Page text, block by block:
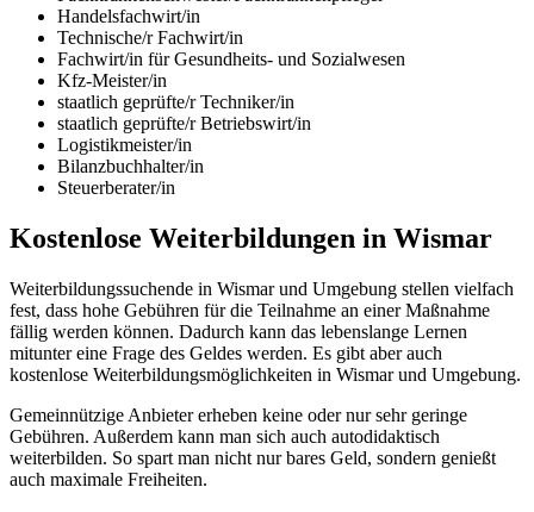
Handelsfachwirt/in
Technische/r Fachwirt/in
Fachwirt/in für Gesundheits- und Sozialwesen
Kfz-Meister/in
staatlich geprüfte/r Techniker/in
staatlich geprüfte/r Betriebswirt/in
Logistikmeister/in
Bilanzbuchhalter/in
Steuerberater/in
Kostenlose Weiterbildungen in Wismar
Weiterbildungssuchende in Wismar und Umgebung stellen vielfach
fest, dass hohe Gebühren für die Teilnahme an einer Maßnahme
fällig werden können. Dadurch kann das lebenslange Lernen
mitunter eine Frage des Geldes werden. Es gibt aber auch
kostenlose Weiterbildungsmöglichkeiten in Wismar und Umgebung.
Gemeinnützige Anbieter erheben keine oder nur sehr geringe
Gebühren. Außerdem kann man sich auch autodidaktisch
weiterbilden. So spart man nicht nur bares Geld, sondern genießt
auch maximale Freiheiten.